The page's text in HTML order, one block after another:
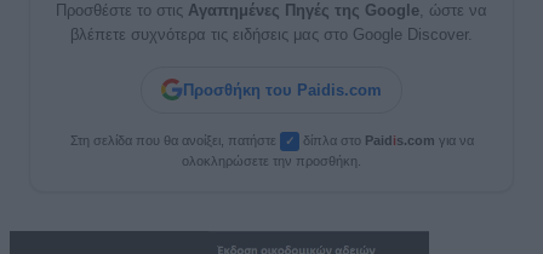
Προσθέστε το στις Αγαπημένες Πηγές της Google , ώστε να
βλέπετε συχνότερα τις ειδήσεις μας στο Google Discover.
Προσθήκη του Paidis.com
Στη σελίδα που θα ανοίξει, πατήστε ✓ δίπλα στο Paidis.com για να
ολοκληρώσετε την προσθήκη.